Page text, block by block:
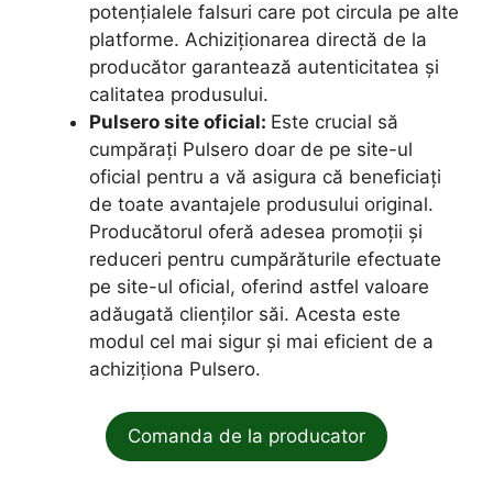
potențialele falsuri care pot circula pe alte
platforme. Achiziționarea directă de la
producător garantează autenticitatea și
calitatea produsului.
Pulsero site oficial: Este crucial să
cumpărați Pulsero doar de pe site-ul
oficial pentru a vă asigura că beneficiați
de toate avantajele produsului original.
Producătorul oferă adesea promoții și
reduceri pentru cumpărăturile efectuate
pe site-ul oficial, oferind astfel valoare
adăugată clienților săi. Acesta este
modul cel mai sigur și mai eficient de a
achiziționa Pulsero.
Comanda de la producator